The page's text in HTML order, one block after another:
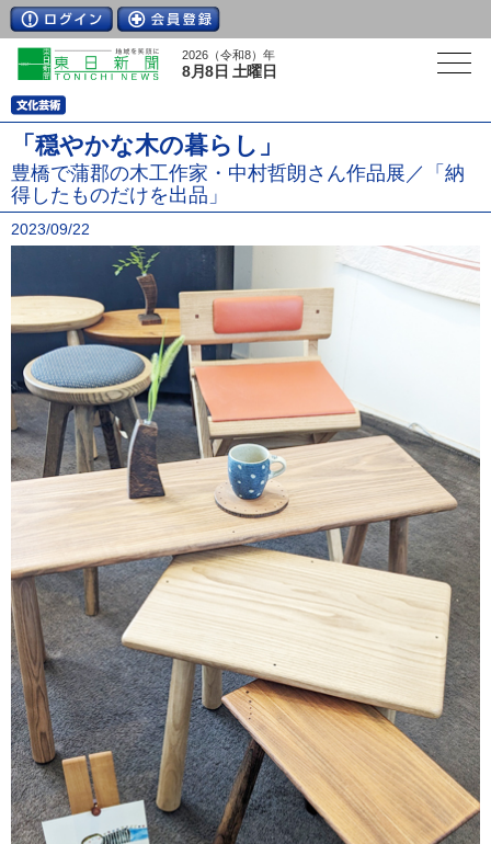
2026（令和8）年
8月8日 土曜日
「穏やかな木の暮らし」
豊橋で蒲郡の木工作家・中村哲朗さん作品展／「納
得したものだけを出品」
2023/09/22